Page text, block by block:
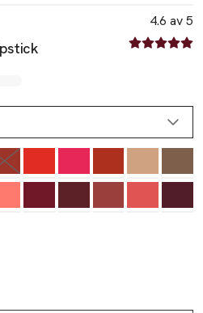
4.6 av 5
4.6 av fem